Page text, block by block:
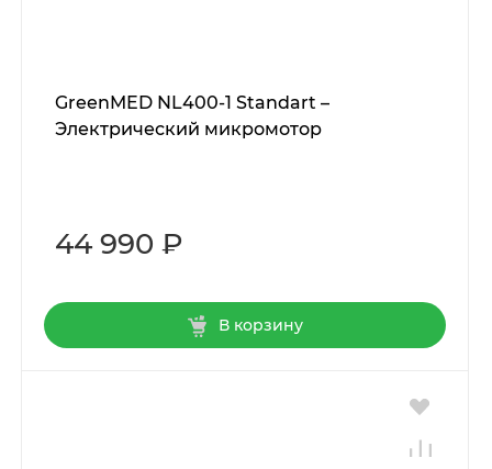
GreenMED NL400-1 Standart –
Электрический микромотор
44 990 ₽
В корзину